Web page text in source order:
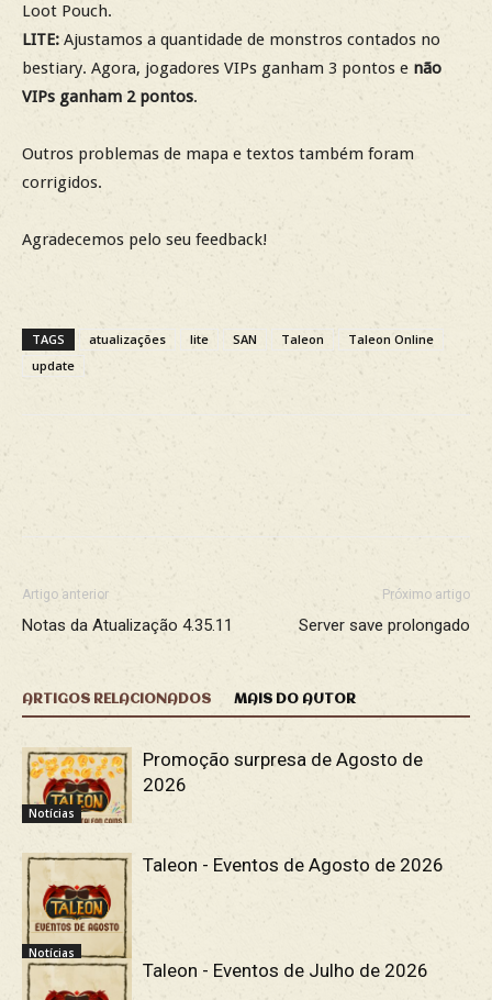
Loot Pouch.
LITE: Ajustamos a quantidade de monstros contados no
bestiary. Agora, jogadores VIPs ganham 3 pontos e não
VIPs ganham 2 pontos.
Outros problemas de mapa e textos também foram
corrigidos.
Agradecemos pelo seu feedback!
TAGS atualizações lite SAN Taleon
Taleon Online
update
Artigo anterior
Notas da Atualização 4.35.11
Próximo artigo
Server save prolongado
ARTIGOS RELACIONADOS MAIS DO AUTOR
Notícias
Promoção surpresa de Agosto de
2026
Notícias
Taleon - Eventos de Agosto de 2026
Taleon - Eventos de Julho de 2026